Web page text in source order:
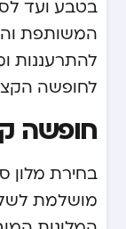
בטבע ועד
המשותפת
להתרעננות
לחופשה
חופשה
בחירת מלון
מושלמת